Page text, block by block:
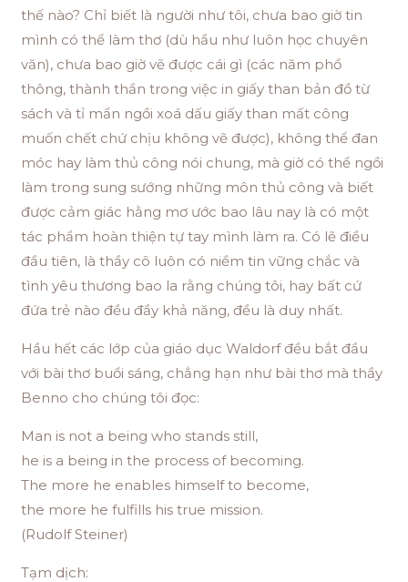
thế nào? Chỉ biết là người như tôi, chưa bao giờ tin
mình có thể làm thơ (dù hầu như luôn học chuyên
văn), chưa bao giờ vẽ được cái gì (các năm phổ
thông, thành thần trong việc in giấy than bản đồ từ
sách và tỉ mẩn ngồi xoá dấu giấy than mất công
muốn chết chứ chịu không vẽ được), không thể đan
móc hay làm thủ công nói chung, mà giờ có thể ngồi
làm trong sung sướng những môn thủ công và biết
được cảm giác hằng mơ ước bao lâu nay là có một
tác phẩm hoàn thiện tự tay mình làm ra. Có lẽ điều
đầu tiên, là thầy cô luôn có niềm tin vững chắc và
tình yêu thương bao la rằng chúng tôi, hay bất cứ
đứa trẻ nào đều đầy khả năng, đều là duy nhất.
Hầu hết các lớp của giáo dục Waldorf đều bắt đầu
với bài thơ buổi sáng, chẳng hạn như bài thơ mà thầy
Benno cho chúng tôi đọc:
Man is not a being who stands still,
he is a being in the process of becoming.
The more he enables himself to become,
the more he fulfills his true mission.
(Rudolf Steiner)
Tạm dịch: